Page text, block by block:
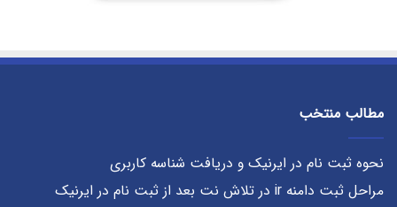
مطالب منتخب
نحوه ثبت نام در ایرنیک و دریافت شناسه کاربری
مراحل ثبت دامنه ir در تلاش نت بعد از ثبت نام در ایرنیک